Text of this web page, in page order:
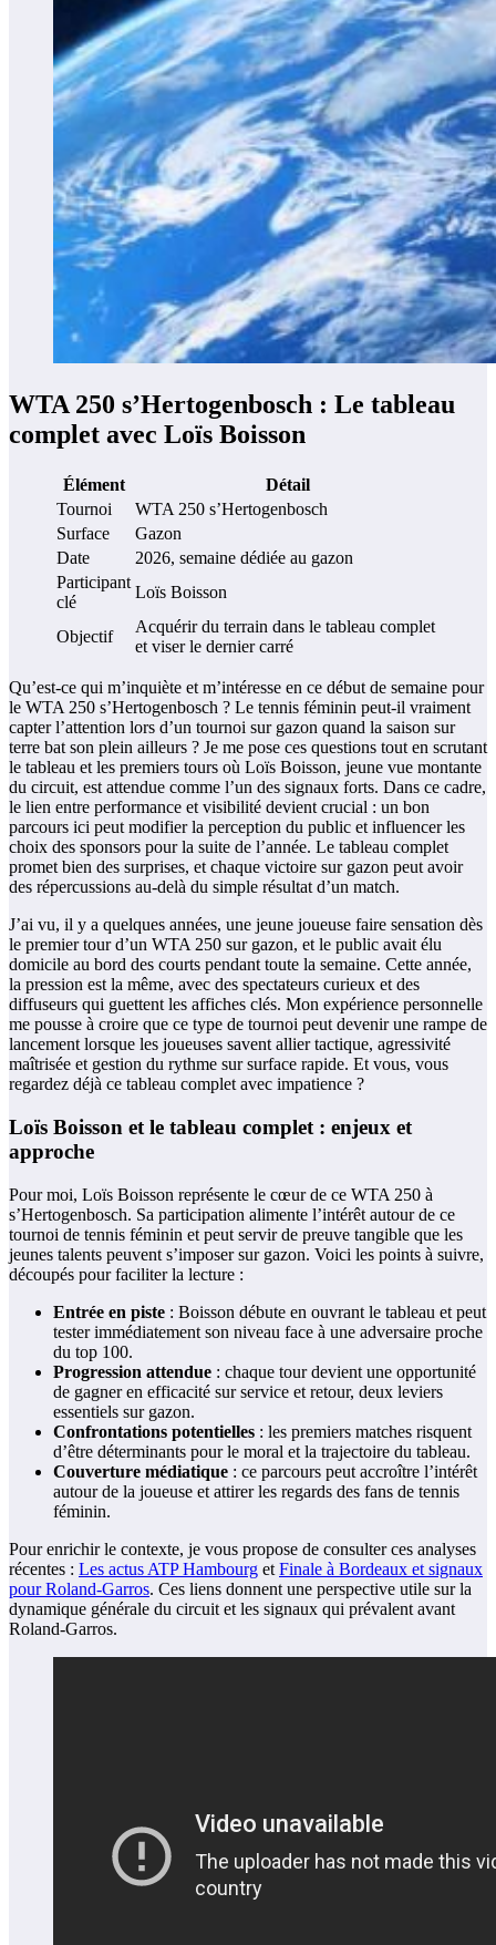
WTA 250 s’Hertogenbosch : Le tableau
complet avec Loïs Boisson
Élément
Détail
Tournoi
WTA 250 s’Hertogenbosch
Surface
Gazon
Date
2026, semaine dédiée au gazon
Participant
clé
Loïs Boisson
Objectif
Acquérir du terrain dans le tableau complet
et viser le dernier carré
Qu’est-ce qui m’inquiète et m’intéresse en ce début de semaine pour
le WTA 250 s’Hertogenbosch ? Le tennis féminin peut-il vraiment
capter l’attention lors d’un tournoi sur gazon quand la saison sur
terre bat son plein ailleurs ? Je me pose ces questions tout en scrutant
le tableau et les premiers tours où Loïs Boisson, jeune vue montante
du circuit, est attendue comme l’un des signaux forts. Dans ce cadre,
le lien entre performance et visibilité devient crucial : un bon
parcours ici peut modifier la perception du public et influencer les
choix des sponsors pour la suite de l’année. Le tableau complet
promet bien des surprises, et chaque victoire sur gazon peut avoir
des répercussions au-delà du simple résultat d’un match.
J’ai vu, il y a quelques années, une jeune joueuse faire sensation dès
le premier tour d’un WTA 250 sur gazon, et le public avait élu
domicile au bord des courts pendant toute la semaine. Cette année,
la pression est la même, avec des spectateurs curieux et des
diffuseurs qui guettent les affiches clés. Mon expérience personnelle
me pousse à croire que ce type de tournoi peut devenir une rampe de
lancement lorsque les joueuses savent allier tactique, agressivité
maîtrisée et gestion du rythme sur surface rapide. Et vous, vous
regardez déjà ce tableau complet avec impatience ?
Loïs Boisson et le tableau complet : enjeux et
approche
Pour moi, Loïs Boisson représente le cœur de ce WTA 250 à
s’Hertogenbosch. Sa participation alimente l’intérêt autour de ce
tournoi de tennis féminin et peut servir de preuve tangible que les
jeunes talents peuvent s’imposer sur gazon. Voici les points à suivre,
découpés pour faciliter la lecture :
Entrée en piste : Boisson débute en ouvrant le tableau et peut
tester immédiatement son niveau face à une adversaire proche
du top 100.
Progression attendue : chaque tour devient une opportunité
de gagner en efficacité sur service et retour, deux leviers
essentiels sur gazon.
Confrontations potentielles : les premiers matches risquent
d’être déterminants pour le moral et la trajec­toire du tableau.
Couverture médiatique : ce parcours peut accroître l’intérêt
autour de la joueuse et attirer les regards des fans de tennis
féminin.
Pour enrichir le contexte, je vous propose de consulter ces analyses
récentes : Les actus ATP Hambourg et Finale à Bordeaux et signaux
pour Roland-Garros. Ces liens donnent une perspective utile sur la
dynamique générale du circuit et les signaux qui prévalent avant
Roland-Garros.